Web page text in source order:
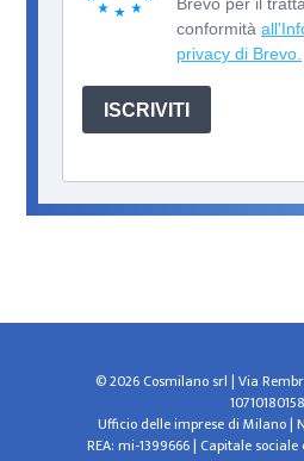
© 2026 Cosmilano srl | Via
10710180158
Ufficio delle imprese di Milano |
REA: mi-1399666 | Capitale